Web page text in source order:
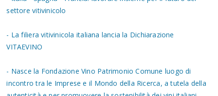
settore vitivinicolo
- La filiera vitivinicola italiana lancia la Dichiarazione
VITAEVINO
- Nasce la Fondazione Vino Patrimonio Comune luogo di
incontro tra le Imprese e il Mondo della Ricerca, a tutela della